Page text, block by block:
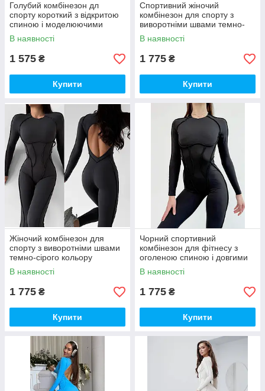
Голубий комбінезон дл
спорту короткий з відкритою
спиною і моделюючими
фігуру швами
В наявності
1 575 ₴
Купити
Спортивний жіночий
комбінезон для спорту з
виворотніми швами темно-
синього кольору
В наявності
1 775 ₴
Купити
Жіночий комбінезон для
спорту з виворотніми швами
темно-сірого кольору
В наявності
1 775 ₴
Купити
Чорний спортивний
комбінезон для фітнесу з
оголеною спиною і довгими
рукавами
В наявності
1 775 ₴
Купити